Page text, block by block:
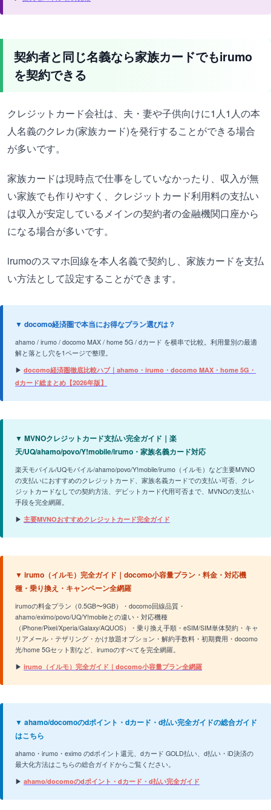
契約者と同じ名義なら家族カードでもirumo
を契約できる
クレジットカード会社は、夫・妻や子供向けに1人1人の本
人名義のクレカ(家族カード)を発行することができる場合
が多いです。
家族カードは現時点で仕事をしていなかったり、収入が無
い家族でも作りやすく、クレジットカード利用料の支払い
は収入が安定しているメインの契約者の金融機関口座から
になる場合が多いです。
irumoのスマホ回線を本人名義で契約し、家族カードを支払
い方法として設定することができます。
▼ docomo経済圏で本当にお得なプラン選びは？
ahamo / irumo / docomo MAX / home 5G / dカード を横串で比較。利用量別の最適
解と落とし穴を1ページで整理。
▶ docomo経済圏徹底比較ハブ｜ahamo・irumo・docomo MAX・home 5G・
dカード総まとめ【2026年版】
▼ MVNOクレジットカード支払い完全ガイド｜楽
天/UQ/ahamo/povo/Y!mobile/irumo・家族名義カード対応
楽天モバイル/UQモバイル/ahamo/povo/Y!mobile/irumo（イルモ）など主要MVNO
の支払いにおすすめのクレジットカード、家族名義カードでの支払い可否、クレ
ジットカードなしでの契約方法、デビットカード代用可否まで、MVNOの支払い
手段を完全網羅。
▶ 主要MVNOおすすめクレジットカード完全ガイド
▼ irumo（イルモ）完全ガイド｜docomo小容量プラン・料金・対応機
種・乗り換え・キャンペーン全網羅
irumoの料金プラン（0.5GB〜9GB）・docomo回線品質・
ahamo/eximo/povo/UQ/Y!mobileとの違い・対応機種
（iPhone/Pixel/Xperia/Galaxy/AQUOS）・乗り換え手順・eSIM/SIM単体契約・キャ
リアメール・テザリング・かけ放題オプション・解約手数料・初期費用・docomo
光/home 5Gセット割など、irumoのすべてを完全網羅。
▶ irumo（イルモ）完全ガイド｜docomo小容量プラン全網羅
▼ ahamo/docomoのdポイント・dカード・d払い完全ガイドの総合ガイド
はこちら
ahamo・irumo・eximo のdポイント還元、dカード GOLD払い、d払い・iD決済の
最大化方法はこちらの総合ガイドからご覧ください。
▶ ahamo/docomoのdポイント・dカード・d払い完全ガイド